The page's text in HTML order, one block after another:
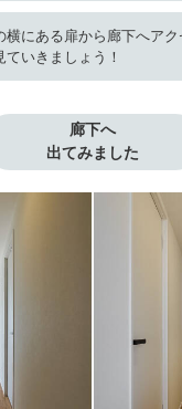
横にある扉から廊下へア
ていきましょう！
廊下へ
出てみました